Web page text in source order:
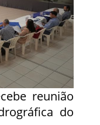
reunião
do